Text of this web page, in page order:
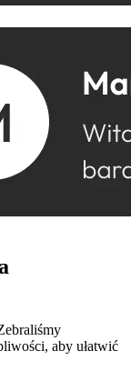
aby ułatwić